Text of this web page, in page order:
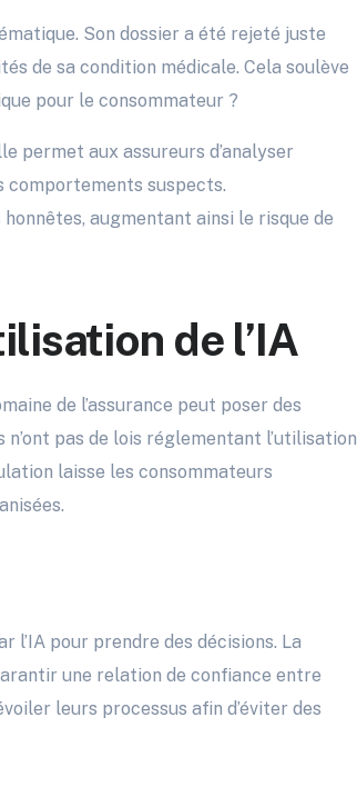
Son dossier a été rejeté juste
de sa condition médicale. Cela soulève
pour le consommateur ?
permet aux assureurs d’analyser
comportements suspects.
augmentant ainsi le risque de
de l’IA
de l’assurance peut poser des
pas de lois réglementant l’utilisation
laisse les consommateurs
l’IA pour prendre des décisions. La
une relation de confiance entre
leurs processus afin d’éviter des